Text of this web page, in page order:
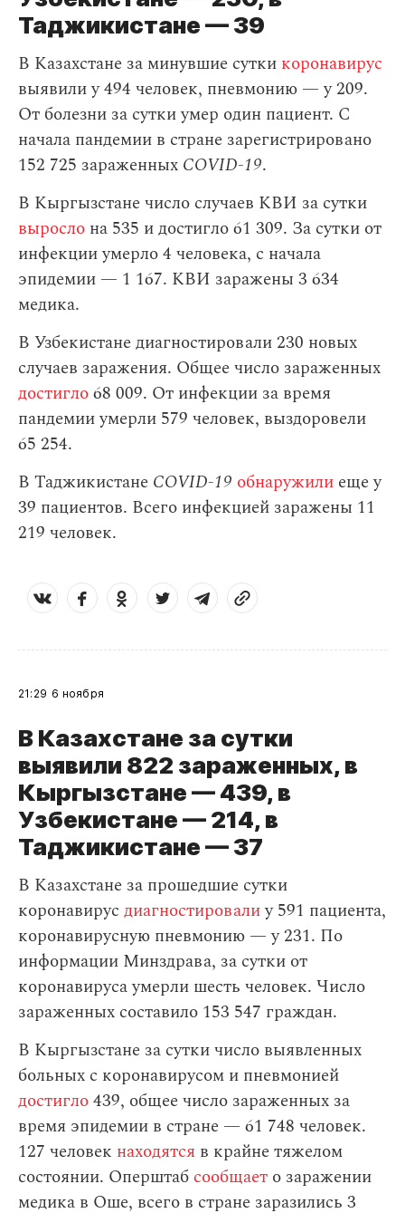
Таджикистане — 39
В Казахстане за минувшие сутки коронавирус
выявили у 494 человек, пневмонию — у 209.
От болезни за сутки умер один пациент. С
начала пандемии в стране зарегистрировано
152 725 зараженных COVID-19.
В Кыргызстане число случаев КВИ за сутки
выросло на 535 и достигло 61 309. За сутки от
инфекции умерло 4 человека, с начала
эпидемии — 1 167. КВИ заражены 3 634
медика.
В Узбекистане диагностировали 230 новых
случаев заражения. Общее число зараженных
достигло68 009. От инфекции за время
пандемии умерли 579 человек, выздоровели
65 254.
В Таджикистане COVID-19 обнаружили еще у
39 пациентов. Всего инфекцией заражены 11
219 человек.
21:29 6 ноября
В Казахстане за сутки
выявили 822 зараженных, в
Кыргызстане — 439, в
Узбекистане — 214, в
Таджикистане — 37
В Казахстане за прошедшие сутки
коронавирус диагностировалиу 591 пациента,
коронавирусную пневмонию — у 231. По
информации Минздрава, за сутки от
коронавируса умерли шесть человек. Число
зараженных составило 153 547 граждан.
В Кыргызстане за сутки число выявленных
больных с коронавирусом и пневмонией
достигло439, общее число зараженных за
время эпидемии в стране — 61 748 человек.
127 человек находятся в крайне тяжелом
состоянии. Оперштаб сообщает о заражении
медика в Оше, всего в стране заразились 3